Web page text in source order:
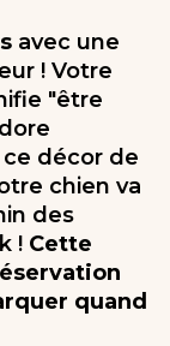
avec une
! Votre
"être
décor de
chien va
des
! Cette
quand